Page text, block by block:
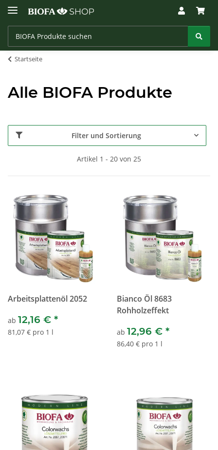
Startseite
Alle BIOFA Produkte
Filter und Sortierung
Artikel 1 - 20 von 25
Arbeitsplattenöl 2052
ab 12,16 € *
81,07 € pro 1 l
Bianco Öl 8683
Rohholzeffekt
ab 12,96 € *
86,40 € pro 1 l